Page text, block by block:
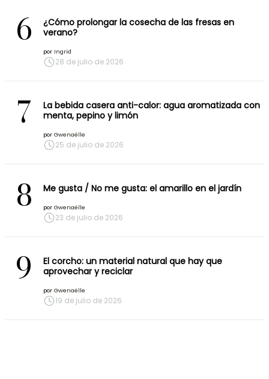
6
¿Cómo prolongar la cosecha de las fresas en
verano?
por Ingrid
28 de julio de 2026
7
La bebida casera anti-calor: agua aromatizada con
menta, pepino y limón
por Gwenaëlle
25 de julio de 2026
8 Me gusta / No me gusta: el amarillo en el jardín
por Gwenaëlle
23 de julio de 2026
9
El corcho: un material natural que hay que
aprovechar y reciclar
por Gwenaëlle
19 de julio de 2026